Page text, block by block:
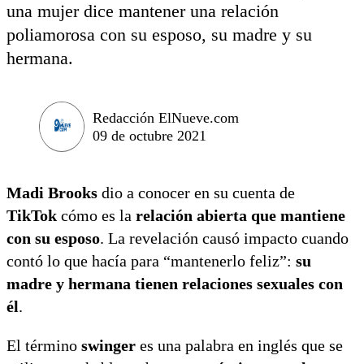
una mujer dice mantener una relación
poliamorosa con su esposo, su madre y su
hermana.
Redacción ElNueve.com
09 de octubre 2021
Madi Brooks dio a conocer en su cuenta de
TikTok cómo es la relación abierta que mantiene
con su esposo. La revelación causó impacto cuando
contó lo que hacía para “mantenerlo feliz”: su
madre y hermana tienen relaciones sexuales con
él.
El término swinger es una palabra en inglés que se